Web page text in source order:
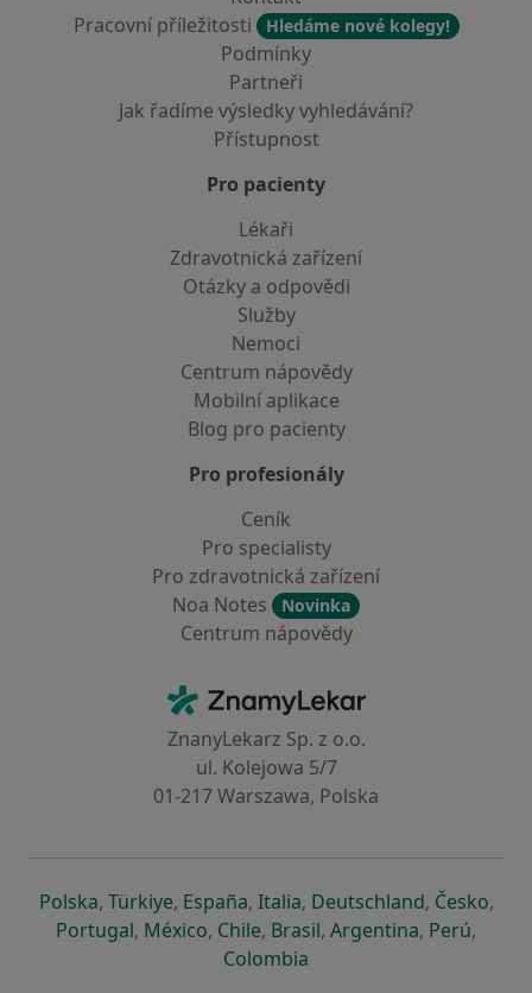
Pracovní příležitosti
Hledáme nové kolegy!
Podmínky
Partneři
Jak řadíme výsledky vyhledávání?
Přístupnost
Pro pacienty
Lékaři
Zdravotnická zařízení
Otázky a odpovědi
Služby
Nemoci
Centrum nápovědy
Mobilní aplikace
Blog pro pacienty
Pro profesionály
Ceník
Pro specialisty
Pro zdravotnická zařízení
Noa Notes
Novinka
Centrum nápovědy
ZnamyLekar - Hlavní stránka
ZnanyLekarz Sp. z o.o.
ul. Kolejowa 5/7
01-217 Warszawa, Polska
Polskase otevře v nové záložce
, Türkiyese otevře v nové záložce
, Españase otevře v nové záložce
, Italiase otevře v nové záložce
, Deutschlandse otevře v
, Českose
,
Portugalse otevře v nové záložce
, Méxicose otevře v nové záložce
, Chilese otevře v nové záložce
, Brasilse otevře v nové
, Argentinase otevře v
, Perúse
,
Colombia